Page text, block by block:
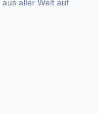
aller Welt auf